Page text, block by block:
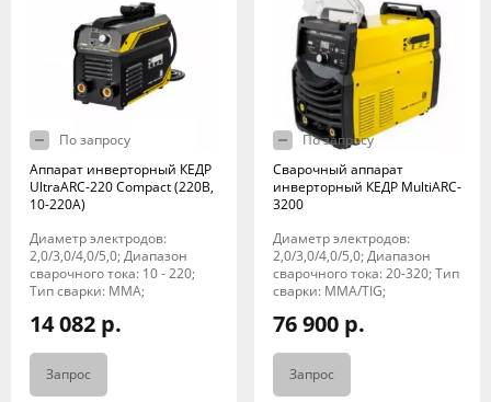
По запросу
Аппарат инверторный КЕДР
UltraARC-220 Compact (220В,
10-220А)
Диаметр электродов:
2,0/3,0/4,0/5,0; Диапазон
сварочного тока: 10 - 220;
Тип сварки: MMA;
14 082 р.
Запрос
По запросу
Сварочный аппарат
инверторный КЕДР MultiARC-
3200
Диаметр электродов:
2,0/3,0/4,0/5,0; Диапазон
сварочного тока: 20-320; Тип
сварки: MMA/TIG;
76 900 р.
Запрос